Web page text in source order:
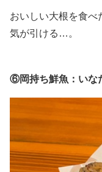
おいしい大根を食べ
気が引ける…。
⑥岡持ち鮮魚：いな